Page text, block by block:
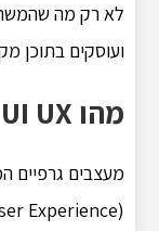
לא רק מה
ועוסקים בתוכן
מהו UI UX של מעצב גרפי